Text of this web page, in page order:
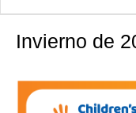
Invierno de